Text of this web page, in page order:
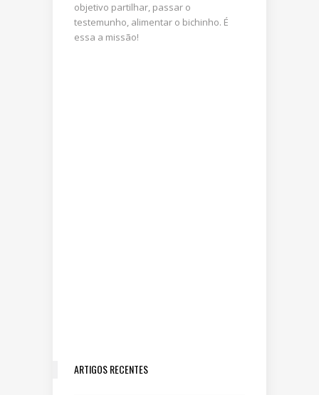
objetivo partilhar, passar o
testemunho, alimentar o bichinho. É
essa a missão!
ARTIGOS RECENTES